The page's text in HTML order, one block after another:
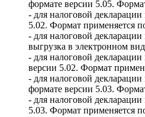
формате версии 5.05.
- для налоговой
5.02. Формат применяется
- для налоговой
выгрузка в электронном
- для налоговой
версии 5.02. Формат
- для налоговой
формате версии 5.03.
- для налоговой
5.03. Формат применяется